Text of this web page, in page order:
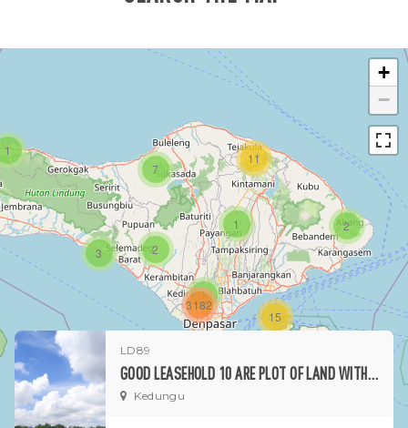
1
1
1
3
7
2
15
11
3182
2
+
−
LD89
GOOD LEASEHOLD 10 ARE PLOT OF LAND WITH AMAZING VIEWS IN KEDUNGU
Kedungu